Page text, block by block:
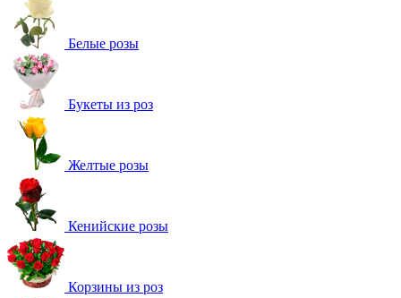
Белые розы
Букеты из роз
Желтые розы
Кенийские розы
Корзины из роз